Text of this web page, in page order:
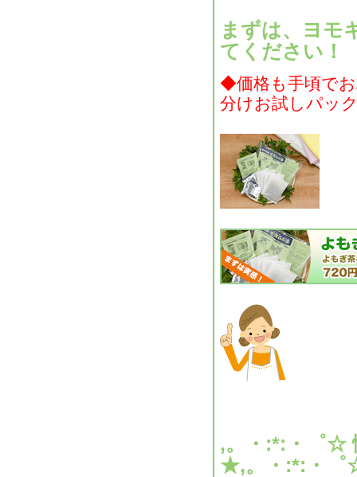
まずは、ヨモ
てください！
◆価格も手頃で
分けお試しパッ
,。・:*:・゜☆
★,。・:*:・